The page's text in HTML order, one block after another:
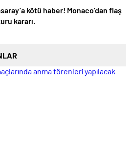
kötü haber! Monaco’dan flaş
kararı.